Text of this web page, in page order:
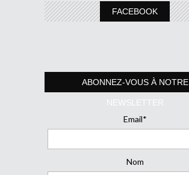
FACEBOOK
ABONNEZ-VOUS À NOTRE
NEWSLETTER
Email*
Nom